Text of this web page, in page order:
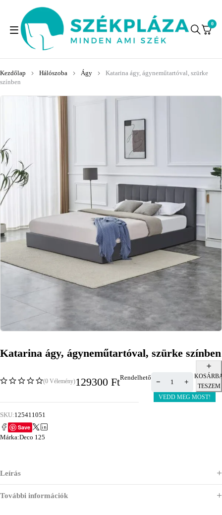
0
Kezdőlap Hálószoba Ágy
Katarina ágy, ágyneműtartóval, szürke
színben
Katarina ágy, ágyneműtartóval, szürke színben
(0 Vélemény)129300 FtRendelhető
TESZEM
VEDD MEG MOST!
SKU:125411051
Save
Márka:Deco 125
Leírás
További információk